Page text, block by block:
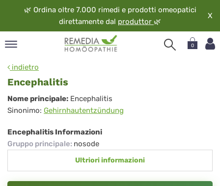
🌿 Ordina oltre 7.000 rimedi e prodotti omeopatici
direttamente dal produttor 🌿
X
0
indietro
Encephalitis
Encephalitis
Nome principale: Encephalitis
Sinonimo: Gehirnhautentzündung
Encephalitis Informazioni
Gruppo principale: nosode
Ultriori informazioni